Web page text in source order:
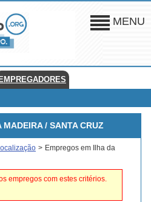
MENU
EMPREGADORES
/ SANTA CRUZ
> Empregos em Ilha da
empregos com estes critérios.